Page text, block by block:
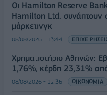
Οι Hamilton Reserve
Hamilton Ltd. συνάπτουν
μάρκετινγκ
08/08/2026 - 13:44
Χρηματιστήριο Αθηνών:
1,76%, κέρδη 23,31% από
08/08/2026 - 12:36 ΟΙΚΟΝΟΜΙΑ